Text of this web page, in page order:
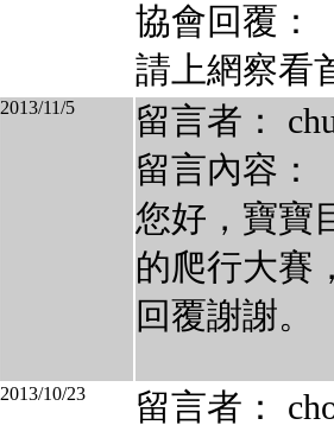
協會回覆：
請上網察看
2013/11/5
留言者：
留言內容：
您好，寶寶
的爬行大賽
回覆謝謝。
2013/10/23
留言者：